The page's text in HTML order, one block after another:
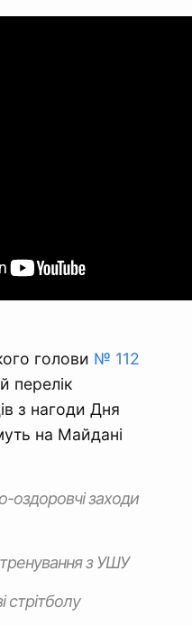
голови № 112
перелік
з нагоди Дня
на Майдані
оздоровчі заходи
тренування з УШУ
стрітболу